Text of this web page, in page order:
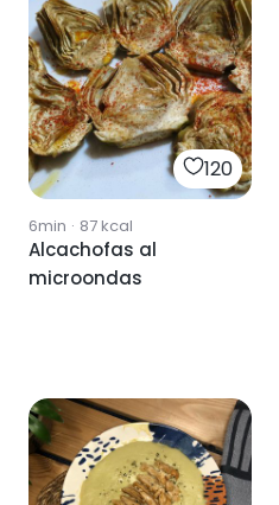
120
6min · 87kcal
Alcachofas al
microondas